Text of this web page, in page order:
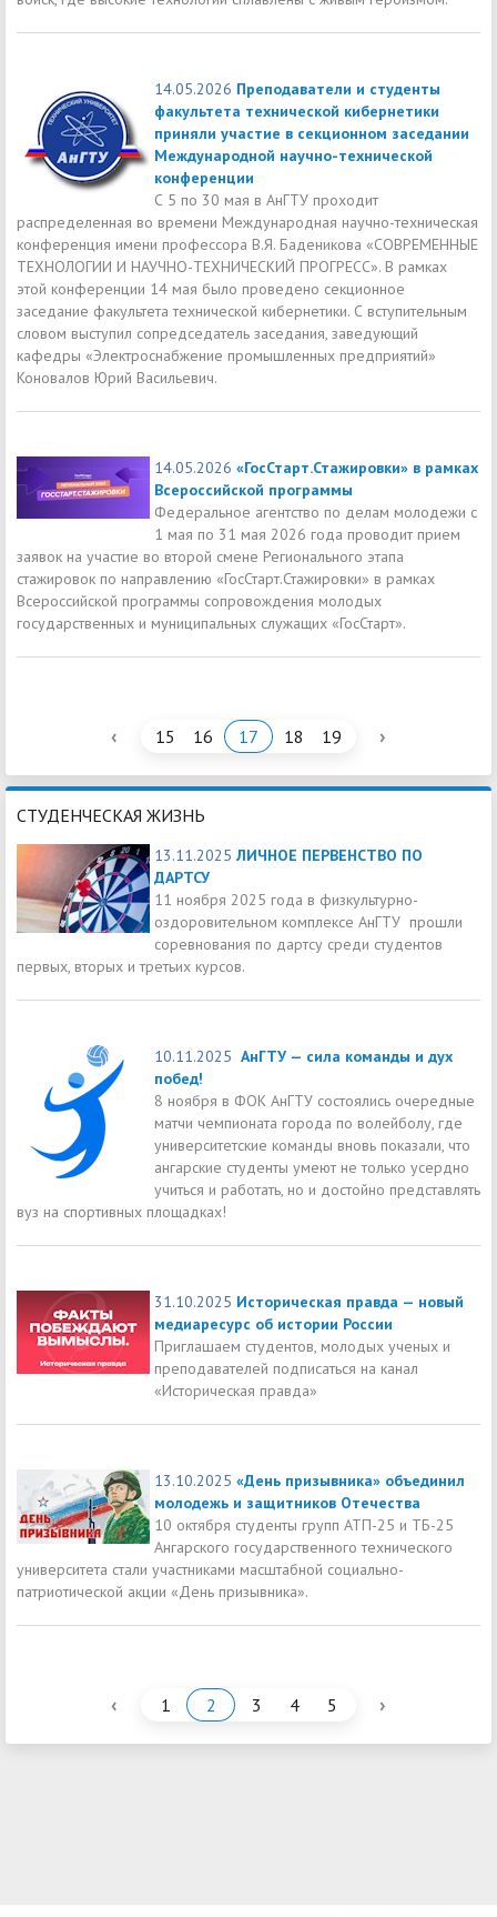
14.05.2026 Преподаватели и студенты
факультета технической кибернетики
приняли участие в секционном заседании
Международной научно-технической
конференции
С 5 по 30 мая в АнГТУ проходит
распределенная во времени Международная научно-техническая
конференция имени профессора В.Я. Баденикова «СОВРЕМЕННЫЕ
ТЕХНОЛОГИИ И НАУЧНО-ТЕХНИЧЕСКИЙ ПРОГРЕСС». В рамках
этой конференции 14 мая было проведено секционное
заседание факультета технической кибернетики. С вступительным
словом выступил сопредседатель заседания, заведующий
кафедры «Электроснабжение промышленных предприятий»
Коновалов Юрий Васильевич.
14.05.2026 «ГосСтарт.Стажировки» в рамках
Всероссийской программы
Федеральное агентство по делам молодежи с
1 мая по 31 мая 2026 года проводит прием
заявок на участие во второй смене Регионального этапа
стажировок по направлению «ГосСтарт.Стажировки» в рамках
Всероссийской программы сопровождения молодых
государственных и муниципальных служащих «ГосСтарт».
‹ 15 16 17 18 19 ›
СТУДЕНЧЕСКАЯ ЖИЗНЬ
13.11.2025 ЛИЧНОЕ ПЕРВЕНСТВО ПО
ДАРТСУ
11 ноября 2025 года в физкультурно-
оздоровительном комплексе АнГТУ прошли
соревнования по дартсу среди студентов
первых, вторых и третьих курсов.
10.11.2025 АнГТУ — сила команды и дух
побед!
8 ноября в ФОК АнГТУ состоялись очередные
матчи чемпионата города по волейболу, где
университетские команды вновь показали, что
ангарские студенты умеют не только усердно
учиться и работать, но и достойно представлять
вуз на спортивных площадках!
31.10.2025 Историческая правда — новый
медиаресурс об истории России
Приглашаем студентов, молодых ученых и
преподавателей подписаться на канал
«Историческая правда»
13.10.2025 «День призывника» объединил
молодежь и защитников Отечества
10 октября студенты групп АТП-25 и ТБ-25
Ангарского государственного технического
университета стали участниками масштабной социально-
патриотической акции «День призывника».
‹ 1 2 3 4 5 ›